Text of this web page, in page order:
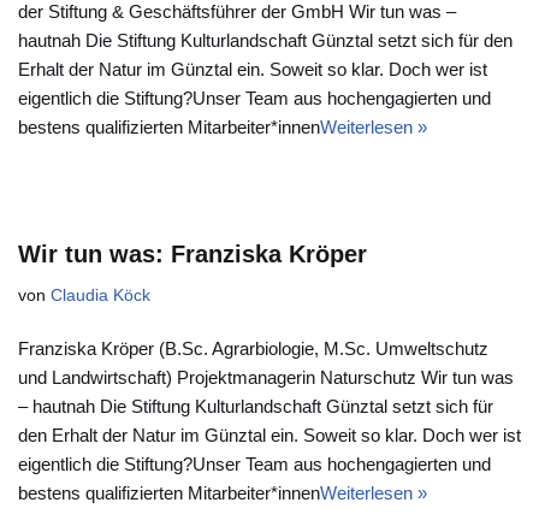
der Stiftung & Geschäftsführer der GmbH Wir tun was –
hautnah Die Stiftung Kulturlandschaft Günztal setzt sich für den
Erhalt der Natur im Günztal ein. Soweit so klar. Doch wer ist
eigentlich die Stiftung?Unser Team aus hochengagierten und
bestens qualifizierten Mitarbeiter*innenWeiterlesen »
Wir tun was: Franziska Kröper
von Claudia Köck
Franziska Kröper (B.Sc. Agrarbiologie, M.Sc. Umweltschutz
und Landwirtschaft) Projektmanagerin Naturschutz Wir tun was
– hautnah Die Stiftung Kulturlandschaft Günztal setzt sich für
den Erhalt der Natur im Günztal ein. Soweit so klar. Doch wer ist
eigentlich die Stiftung?Unser Team aus hochengagierten und
bestens qualifizierten Mitarbeiter*innenWeiterlesen »